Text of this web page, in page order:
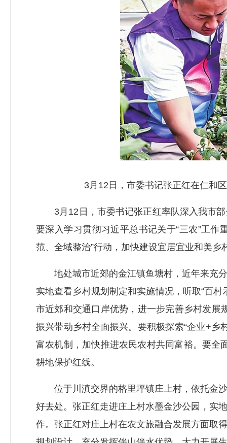
3月12日，市委书记张正红在仁和区
3月12日，市委书记张正红率队深入我市部
要深入学习贯彻习近平总书记关于“三农”工作
范、全域整治”行动，加快建设宜居宜业和美
地处城市近郊的金江镇鱼塘村，近年来充分
实地查看乡村规划制定和实施情况，听取“百
市近郊和交通口岸优势，进一步完善乡村发展
振兴带动乡村全面振兴。要积极探索“企业+乡
富农机制，加快推进农民农村共同富裕。要全
耕地保护红线。
位于川滇交界的格里坪镇庄上村，依托金沙
好去处。张正红走进庄上村水墨金沙公园，实
作。张正红对庄上村在农文旅融合发展方面取